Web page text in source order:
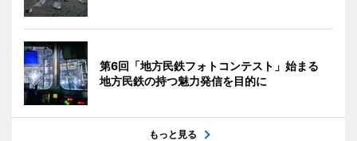
第6回「地方民鉄フォトコンテスト」始まる
地方民鉄の持つ魅力発信を目的に
もっと見る